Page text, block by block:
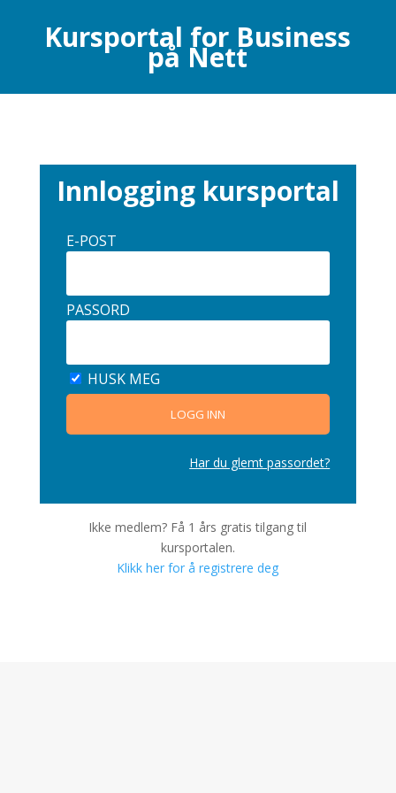
Kursportal for Business
på Nett
Innlogging kursportal
E-POST
PASSORD
HUSK MEG
Har du glemt passordet?
Ikke medlem? Få 1 års gratis tilgang til
kursportalen.
Klikk her for å registrere deg